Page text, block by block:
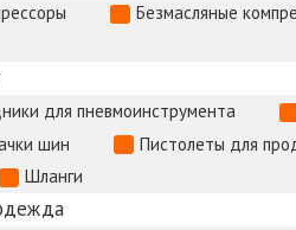
Безмасляные
для пневмоинструмента
шин
Пистолеты для
Шланги